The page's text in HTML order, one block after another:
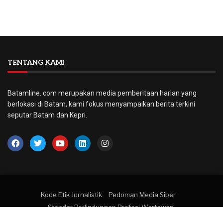
TENTANG KAMI
Batamline. com merupakan media pemberitaan harian yang
berlokasi di Batam, kami fokus menyampaikan berita terkini
seputar Batam dan Kepri.
Kode Etik Jurnalistik
Pedoman Media Siber
Standar Perlindungan Profesi Wartawan